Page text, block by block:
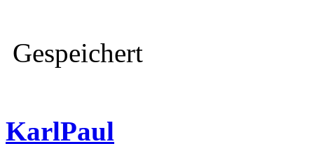
Gespeichert
KarlPaul